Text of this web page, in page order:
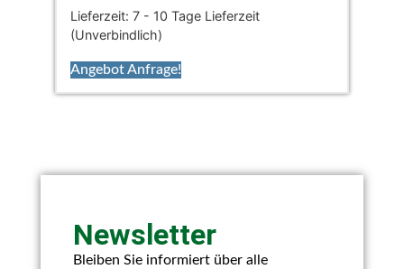
Lieferzeit: 7 - 10 Tage Lieferzeit
(Unverbindlich)
Angebot Anfrage!
Newsletter
Bleiben Sie informiert über alle